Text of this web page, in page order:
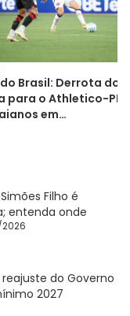
Brasil: Derrota do
para o Athletico-PR
em
Filho é
entenda onde
do Governo
2027